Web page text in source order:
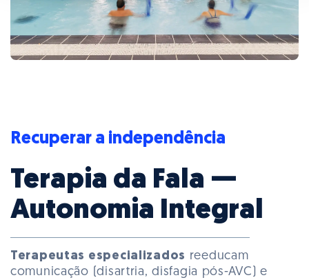
Recuperar a independência
Terapia da Fala —
Autonomia Integral
Terapeutas especializados reeducam
comunicação (disartria, disfagia pós-AVC) e